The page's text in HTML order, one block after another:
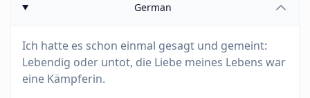
German
Ich hatte es schon einmal gesagt und gemeint:
Lebendig oder untot, die Liebe meines Lebens war
eine Kämpferin.